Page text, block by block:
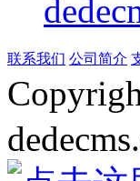
联系我们 公司简介